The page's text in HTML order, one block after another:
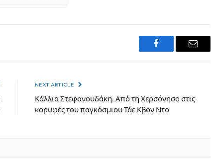
Facebook Email
NEXT ARTICLE
Κάλλια Στεφανουδάκη: Από τη Χερσόνησο στις
κορυφές του παγκόσμιου Τάε Κβον Ντο